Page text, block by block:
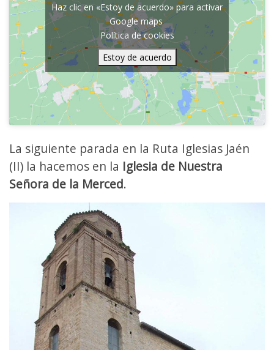
Haz clic en «Estoy de acuerdo» para activar
Google maps
Política de cookies
Estoy de acuerdo
La siguiente parada en la Ruta Iglesias Jaén
(II) la hacemos en la Iglesia de Nuestra
Señora de la Merced.